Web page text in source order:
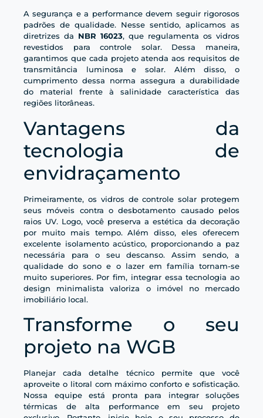
A segurança e a performance devem seguir rigorosos
padrões de qualidade. Nesse sentido, aplicamos as
diretrizes da NBR 16023, que regulamenta os vidros
revestidos para controle solar. Dessa maneira,
garantimos que cada projeto atenda aos requisitos de
transmitância luminosa e solar. Além disso, o
cumprimento dessa norma assegura a durabilidade
do material frente à salinidade característica das
regiões litorâneas.
Vantagens da
tecnologia de
envidraçamento
Primeiramente, os vidros de controle solar protegem
seus móveis contra o desbotamento causado pelos
raios UV. Logo, você preserva a estética da decoração
por muito mais tempo. Além disso, eles oferecem
excelente isolamento acústico, proporcionando a paz
necessária para o seu descanso. Assim sendo, a
qualidade do sono e o lazer em família tornam-se
muito superiores. Por fim, integrar essa tecnologia ao
design minimalista valoriza o imóvel no mercado
imobiliário local.
Transforme o seu
projeto na WGB
Planejar cada detalhe técnico permite que você
aproveite o litoral com máximo conforto e sofisticação.
Nossa equipe está pronta para integrar soluções
térmicas de alta performance em seu projeto